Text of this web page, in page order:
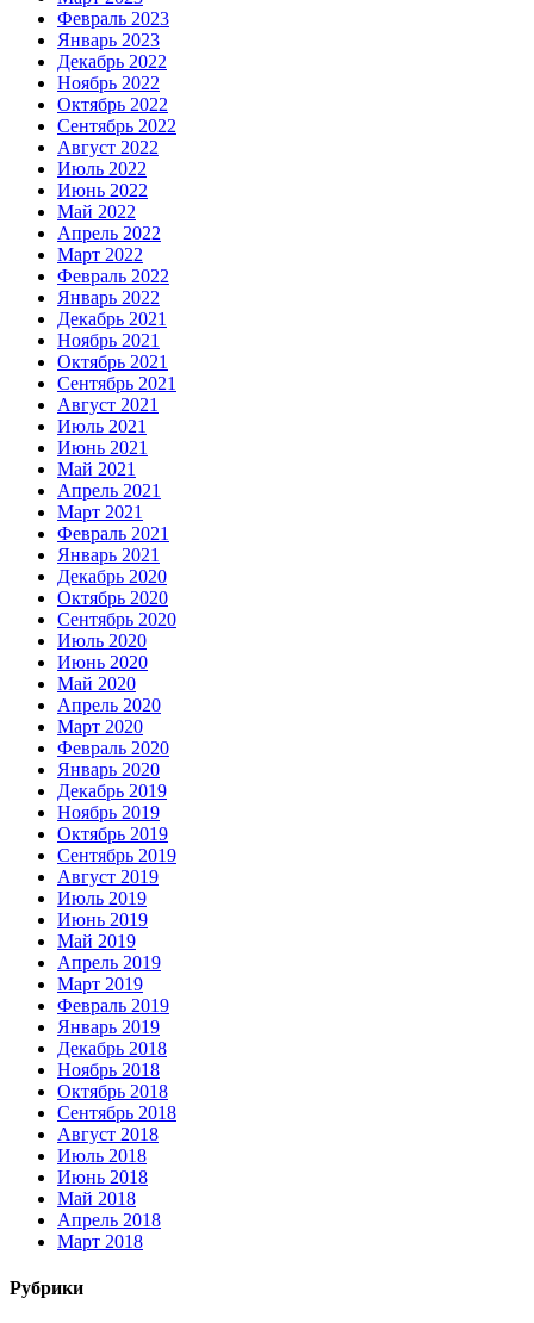
Февраль 2023
Январь 2023
Декабрь 2022
Ноябрь 2022
Октябрь 2022
Сентябрь 2022
Август 2022
Июль 2022
Июнь 2022
Май 2022
Апрель 2022
Март 2022
Февраль 2022
Январь 2022
Декабрь 2021
Ноябрь 2021
Октябрь 2021
Сентябрь 2021
Август 2021
Июль 2021
Июнь 2021
Май 2021
Апрель 2021
Март 2021
Февраль 2021
Январь 2021
Декабрь 2020
Октябрь 2020
Сентябрь 2020
Июль 2020
Июнь 2020
Май 2020
Апрель 2020
Март 2020
Февраль 2020
Январь 2020
Декабрь 2019
Ноябрь 2019
Октябрь 2019
Сентябрь 2019
Август 2019
Июль 2019
Июнь 2019
Май 2019
Апрель 2019
Март 2019
Февраль 2019
Январь 2019
Декабрь 2018
Ноябрь 2018
Октябрь 2018
Сентябрь 2018
Август 2018
Июль 2018
Июнь 2018
Май 2018
Апрель 2018
Март 2018
Рубрики